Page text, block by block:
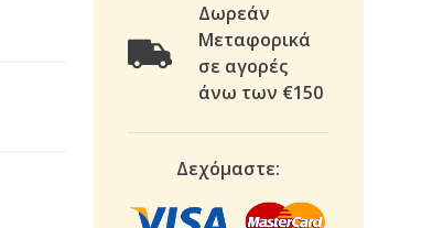
Δωρεάν
Μεταφορικά
σε αγορές
άνω των €150
Δεχόμαστε: